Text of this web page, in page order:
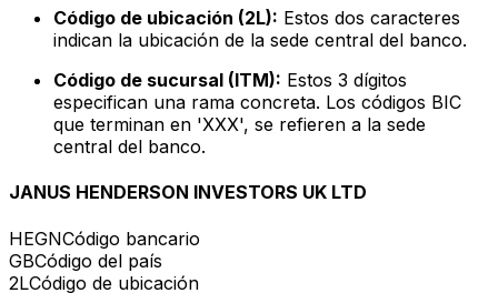
Código de ubicación (2L): Estos dos caracteres
indican la ubicación de la sede central del banco.
Código de sucursal (ITM): Estos 3 dígitos
especifican una rama concreta. Los códigos BIC
que terminan en 'XXX', se refieren a la sede
central del banco.
JANUS HENDERSON INVESTORS UK LTD
HEGNCódigo bancario
GBCódigo del país
2LCódigo de ubicación